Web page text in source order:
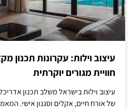
עיצוב וילות: עקרונות תכנון
חוויית מגורים יוקרתית
עיצוב וילות בישראל משלב תכנון
של אורח חיים, אקלים וסגנון אישי.